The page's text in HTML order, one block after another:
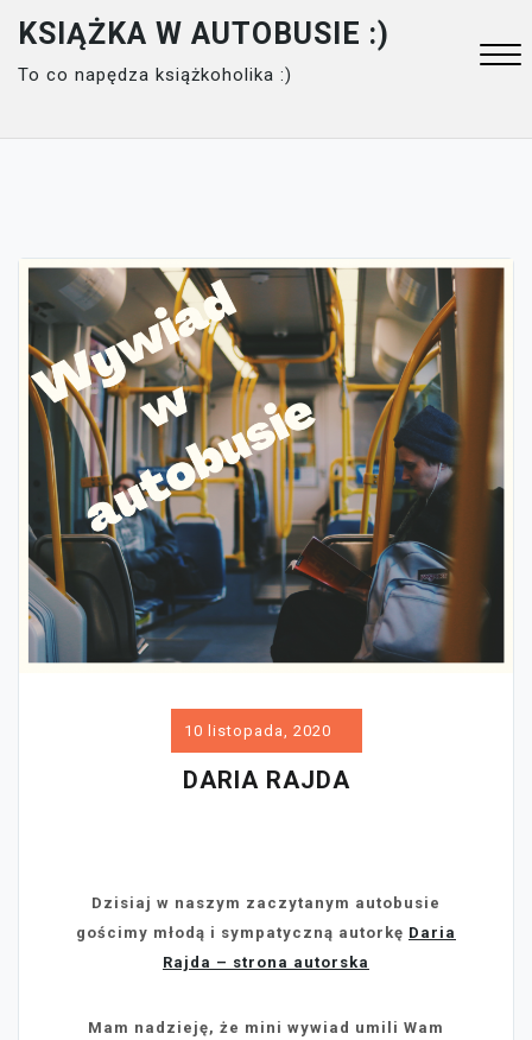
content
KSIĄŻKA W AUTOBUSIE :)
To co napędza książkoholika :)
10 listopada, 2020
DARIA RAJDA
Dzisiaj w naszym zaczytanym autobusie
gościmy młodą i sympatyczną autorkę Daria
Rajda – strona autorska
Mam nadzieję, że mini wywiad umili Wam